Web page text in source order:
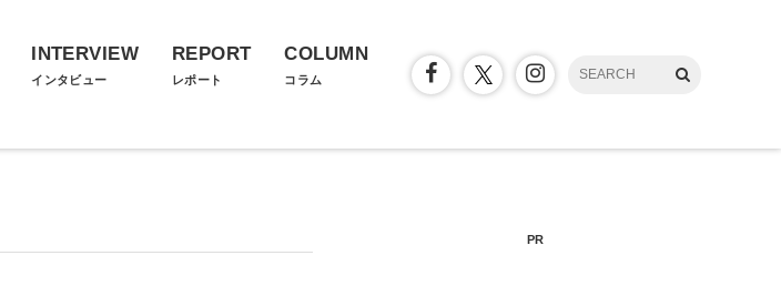
INTERVIEW
インタビュー
REPORT
レポート
COLUMN
コラム
PR